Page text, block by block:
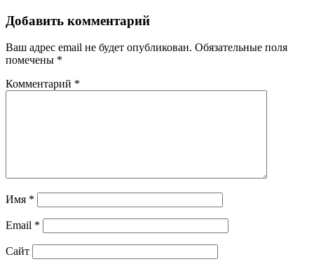
Добавить комментарий
Ваш адрес email не будет опубликован. Обязательные поля
помечены *
Комментарий *
Имя *
Email *
Сайт